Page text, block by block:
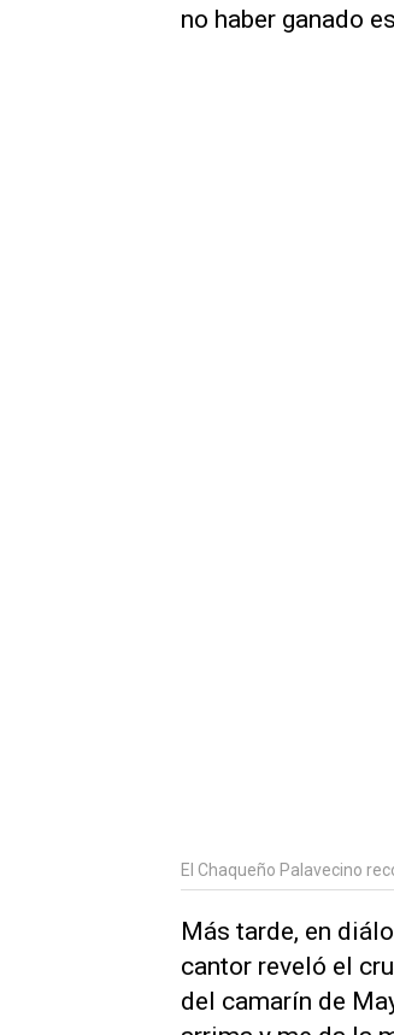
no haber ganado
El Chaqueño Palavecino
Más tarde, en
cantor reveló el
del camarín de